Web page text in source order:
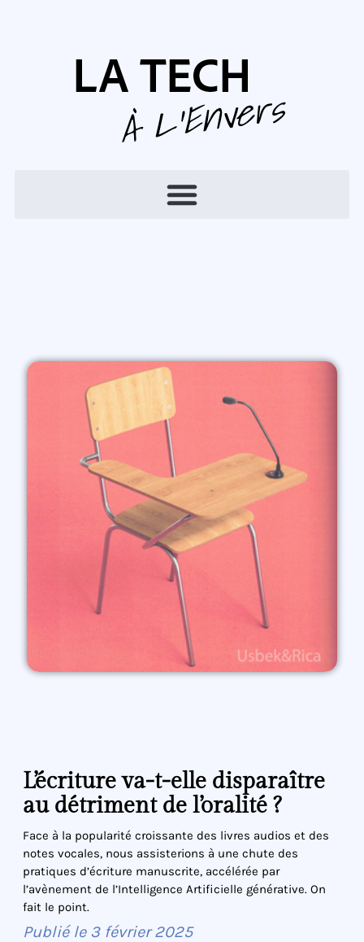
L’écriture va-t-elle disparaître
au détriment de l’oralité ?
Face à la popularité croissante des livres audios et des
notes vocales, nous assisterions à une chute des
pratiques d’écriture manuscrite, accélérée par
l’avènement de l’Intelligence Artificielle générative. On
fait le point.
Publié le 3 février 2025